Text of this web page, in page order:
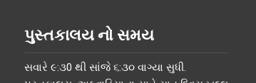
પુસ્તકાલય નો સમય
સવારે ૯:૩0 થી સાંજે ૬:૩૦ વાગ્યા સુધી.